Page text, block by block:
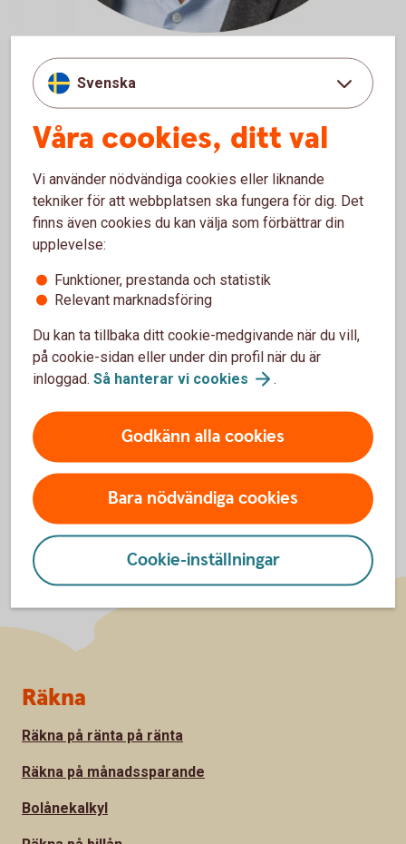
Ulf Sigbratt har decennier av erfarenhet inom spara och
Swedbank Robur är Sveriges största och en av Nordens
ledande kapitalförvaltare.
Deras riktmärken är enkelhet, innovation och hållbarhet.
För att se detta innehåll behöver du först
och statistik.
Inställningar för cookies
Svenska
Våra cookies, ditt val
Vi använder nödvändiga cookies eller liknande
tekniker för att webbplatsen ska fungera för dig. Det
finns även cookies du kan välja som förbättrar din
upplevelse:
Funktioner, prestanda och statistik
Relevant marknadsföring
Du kan ta tillbaka ditt cookie-medgivande när du vill,
på cookie-sidan eller under din profil när du är
inloggad. Så hanterar vi cookies .
Godkänn alla cookies
Bara nödvändiga cookies
Cookie-inställningar
Sidfot
Räkna
Räkna på ränta på ränta
Räkna på månadssparande
Bolånekalkyl